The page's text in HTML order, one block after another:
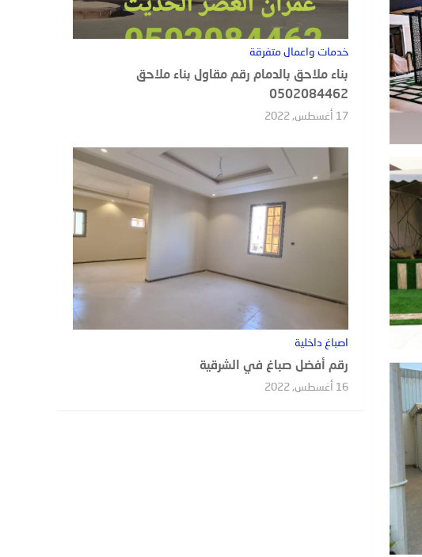
خدمات واعمال متفرقة
بناء ملاحق بالدمام رقم مقاول بناء ملاحق
0502084462
17 أغسطس, 2022
اصباغ داخلية
رقم أفضل صباغ في الشرقية
16 أغسطس, 2022